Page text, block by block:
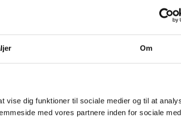
Om
vise dig funktioner til sociale medier og til at
med vores partnere inden for sociale